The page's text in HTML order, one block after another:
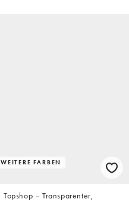
WEITERE FARBEN
Topshop – Transparenter,